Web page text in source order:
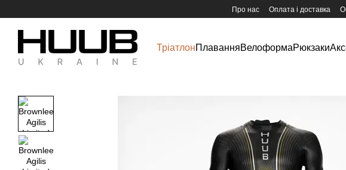
Про нас Оплата і доставка
ТріатлонПлаванняВелоформаРюкзаки